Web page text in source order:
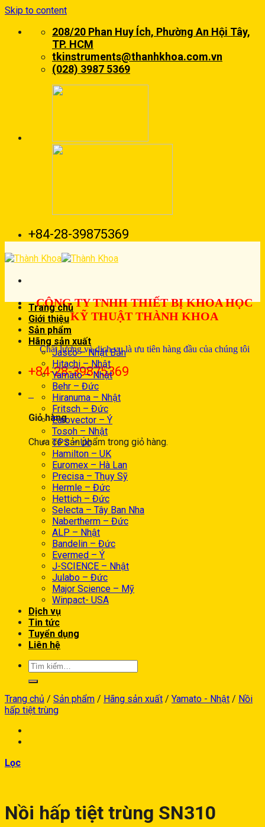
Skip to content
208/20 Phan Huy Ích, Phường An Hội Tây,
TP. HCM
tkinstruments@thanhkhoa.com.vn
(028) 3987 5369
+84-28-39875369
CÔNG TY TNHH THIẾT BỊ KHOA HỌC
KỸ THUẬT THÀNH KHOA
Chất lượng và dịch vụ là ưu tiên hàng đầu của chúng tôi
+84-28-39875369
Giỏ hàng
Chưa có sản phẩm trong giỏ hàng.
Trang chủ
Giới thiệu
Sản phẩm
Hãng sản xuất
Jasco – Nhật Bản
Hitachi – Nhật
Yamato – Nhật
Behr – Đức
Hiranuma – Nhật
Fritsch – Đức
Eurovector – Ý
Tosoh – Nhật
TPS – Úc
Hamilton – UK
Euromex – Hà Lan
Precisa – Thụy Sỹ
Hermle – Đức
Hettich – Đức
Selecta – Tây Ban Nha
Nabertherm – Đức
ALP – Nhật
Bandelin – Đức
Evermed – Ý
J-SCIENCE – Nhật
Julabo – Đức
Major Science – Mỹ
Winpact- USA
Dịch vụ
Tin tức
Tuyển dụng
Liên hệ
Trang chủ / Sản phẩm / Hãng sản xuất / Yamato - Nhật / Nồi
hấp tiệt trùng
Lọc
Nồi hấp tiệt trùng SN310